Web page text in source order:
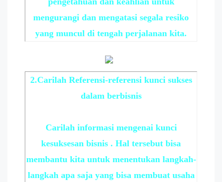
mengurangi dan mengatasi segala resiko
yang muncul di tengah perjalanan kita.
2.Carilah Referensi-referensi kunci sukses
dalam berbisnis
Carilah informasi mengenai kunci
kesuksesan bisnis . Hal tersebut bisa
membantu kita untuk menentukan langkah-
langkah apa saja yang bisa membuat usaha